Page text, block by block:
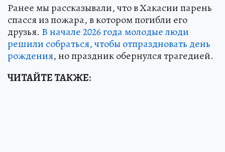
Ранее мы рассказывали, что в Хакасии парень
спасся из пожара, в котором погибли его
друзья. В начале 2026 года молодые люди
решили собраться, чтобы отпраздновать день
рождения, но праздник обернулся трагедией.
ЧИТАЙТЕ ТАКЖЕ: